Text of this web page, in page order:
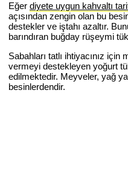
Eğer diyete uygun kahvaltı
açısından zengin olan bu
destekler ve iştahı azaltır.
barındıran buğday rüşeymi
Sabahları tatlı ihtiyacınız
vermeyi destekleyen yoğurt
edilmektedir. Meyveler, yağ
besinlerdendir.